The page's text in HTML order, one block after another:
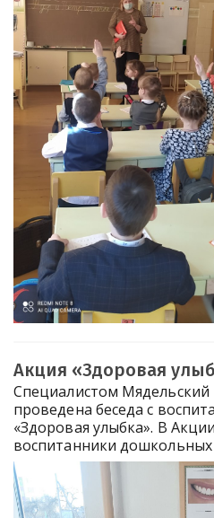
Акция «Здоровая
Специалистом
проведена беседа с
«Здоровая улыбка». В
воспитанники дошкольных